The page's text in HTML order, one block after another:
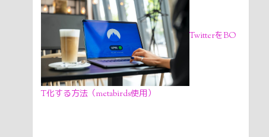
TwitterをBO
T化する方法（metabirds使用）